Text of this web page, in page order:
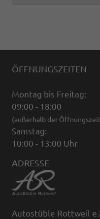
ÖFFNUNGSZEITEN
Montag bis Freitag:
09:00 - 18:00
(außerhalb der
Samstag:
10:00 - 13:00 Uhr
ADRESSE
Autostüble Rottweil